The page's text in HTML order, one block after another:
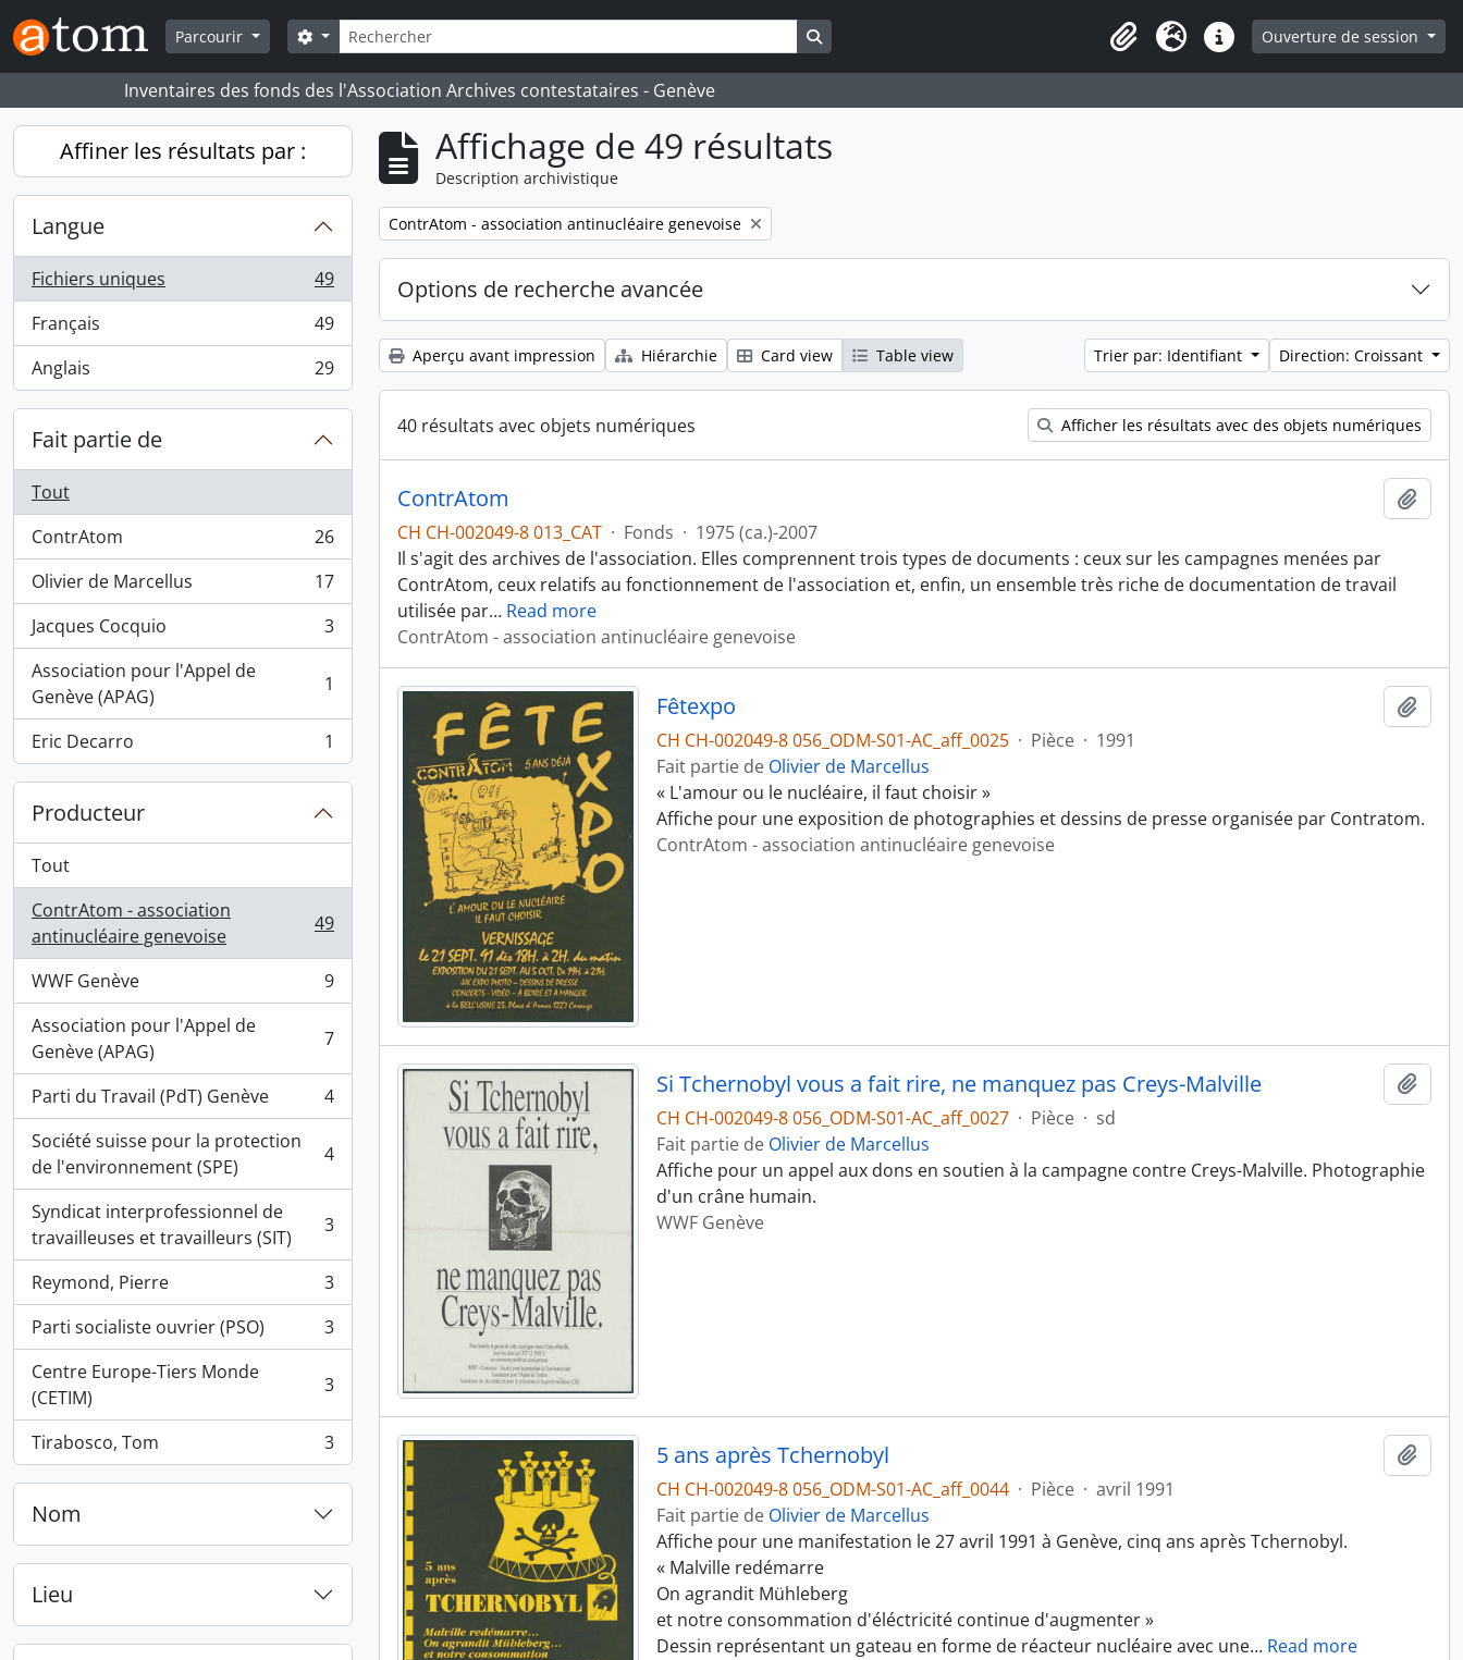
Skip to main content
Parcourir
Rechercher
Search options
Presse-papier
LangueLiens rapidesOuverture de session
Inventaires des fonds des l'Association Archives contestataires - Genève
Affiner les résultats par :
Langue
Fichiers uniques
, 49 résultats
49
Français
, 49 résultats
49
Anglais
, 29 résultats 29
Fait partie de
Tout
ContrAtom
, 26 résultats
26
Olivier de Marcellus
, 17 résultats
17
Jacques Cocquio
, 3 résultats
3
Association pour l'Appel de
Genève (APAG)
, 1 résultats 1
Eric Decarro
, 1 résultats 1
Producteur
Tout
ContrAtom - association
antinucléaire genevoise
, 49 résultats 49
WWF Genève
, 9 résultats
9
Association pour l'Appel de
Genève (APAG)
, 7 résultats 7
Parti du Travail (PdT) Genève
, 4 résultats
4
Société suisse pour la protection
de l'environnement (SPE)
, 4 résultats 4
Syndicat interprofessionnel de
travailleuses et travailleurs (SIT)
, 3 résultats 3
Reymond, Pierre
, 3 résultats
3
Parti socialiste ouvrier (PSO)
, 3 résultats
3
Centre Europe-Tiers Monde
(CETIM)
, 3 résultats 3
Tirabosco, Tom
, 3 résultats 3
Nom
Lieu
Affichage de 49 résultats
Description archivistique
Remove filter:
ContrAtom - association antinucléaire genevoise
Options de recherche avancée
Aperçu avant impression Hiérarchie Card view Table view Trier par: Identifiant Direction: Croissant
40 résultats avec objets numériques Afficher les résultats avec des objets numériques
ContrAtom
CH CH-002049-8 013_CAT · Fonds · 1975 (ca.)-2007
Il s'agit des archives de l'association. Elles comprennent trois types de documents : ceux sur les campagnes menées par
ContrAtom, ceux relatifs au fonctionnement de l'association et, enfin, un ensemble très riche de documentation de travail
utilisée par… Read more
ContrAtom - association antinucléaire genevoise
Fêtexpo
CH CH-002049-8 056_ODM-S01-AC_aff_0025 · Pièce · 1991
Fait partie de Olivier de Marcellus
« L'amour ou le nucléaire, il faut choisir »
Affiche pour une exposition de photographies et dessins de presse organisée par Contratom.
ContrAtom - association antinucléaire genevoise
Si Tchernobyl vous a fait rire, ne manquez pas Creys-Malville
CH CH-002049-8 056_ODM-S01-AC_aff_0027 · Pièce · sd
Fait partie de Olivier de Marcellus
Affiche pour un appel aux dons en soutien à la campagne contre Creys-Malville. Photographie
d'un crâne humain.
WWF Genève
5 ans après Tchernobyl
CH CH-002049-8 056_ODM-S01-AC_aff_0044 · Pièce · avril 1991
Fait partie de Olivier de Marcellus
Affiche pour une manifestation le 27 avril 1991 à Genève, cinq ans après Tchernobyl.
« Malville redémarre
On agrandit Mühleberg
et notre consommation d'éléctricité continue d'augmenter »
Dessin représentant un gateau en forme de réacteur nucléaire avec une… Read more